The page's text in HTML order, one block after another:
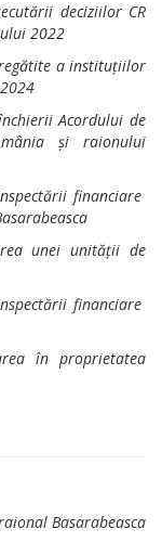
deciziilor CR
2022
a instituțiilor
Acordului de
și raionului
financiare
unei unității de
financiare
în proprietatea
Basarabeasca